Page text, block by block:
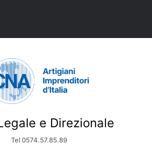
e Direzionale
Tel 0574.57.85.89